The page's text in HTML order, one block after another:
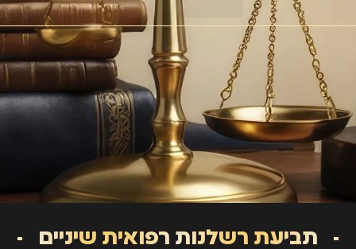
תביעת רשלנות רפואית שיניים